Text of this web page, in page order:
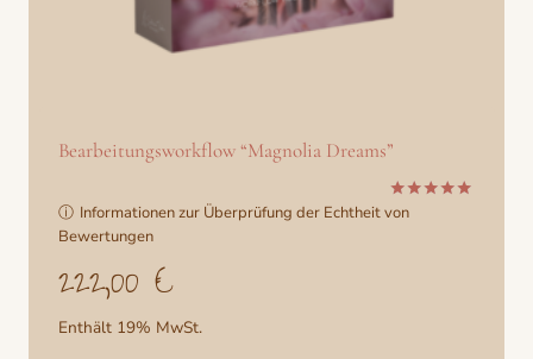
Bearbeitungsworkflow “Magnolia Dreams”
Bewertet
ⓘ Informationen zur Überprüfung der Echtheit von
Bewertungen
222,00 €
Enthält 19% MwSt.